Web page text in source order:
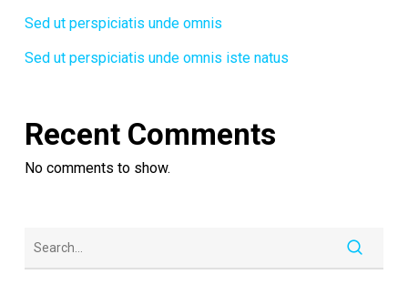
Sed ut perspiciatis unde omnis
Sed ut perspiciatis unde omnis iste natus
Recent Comments
No comments to show.